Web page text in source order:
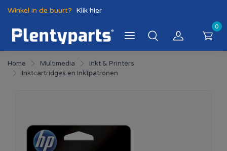
Winkel in de buurt? Klik hier
0
Home Multimedia
Inkt & Printers
Inktcartridges en Inktpatronen